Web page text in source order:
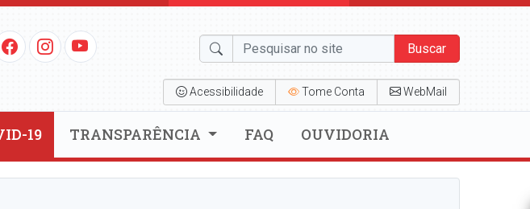
Buscar
Acessibilidade Tome Conta WebMail
19 TRANSPARÊNCIA FAQ OUVIDORIA